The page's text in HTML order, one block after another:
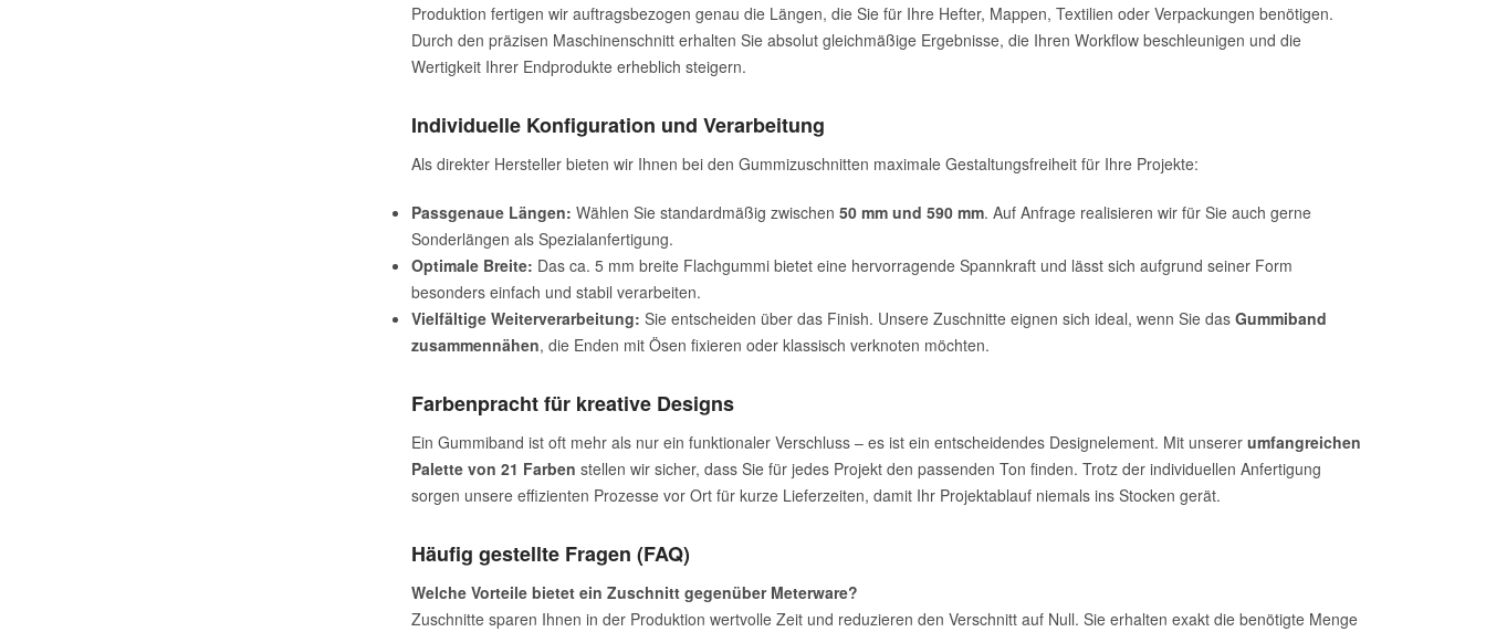
Produktion fertigen wir auftragsbezogen genau die Längen, die Sie für Ihre Hefter, Mappen, Textilien oder Verpackungen benötigen.
Durch den präzisen Maschinenschnitt erhalten Sie absolut gleichmäßige Ergebnisse, die Ihren Workflow beschleunigen und die
Wertigkeit Ihrer Endprodukte erheblich steigern.
Individuelle Konfiguration und Verarbeitung
Als direkter Hersteller bieten wir Ihnen bei den Gummizuschnitten maximale Gestaltungsfreiheit für Ihre Projekte:
Passgenaue Längen: Wählen Sie standardmäßig zwischen 50 mm und 590 mm. Auf Anfrage realisieren wir für Sie auch gerne
Sonderlängen als Spezialanfertigung.
Optimale Breite: Das ca. 5 mm breite Flachgummi bietet eine hervorragende Spannkraft und lässt sich aufgrund seiner Form
besonders einfach und stabil verarbeiten.
Vielfältige Weiterverarbeitung: Sie entscheiden über das Finish. Unsere Zuschnitte eignen sich ideal, wenn Sie das Gummiband
zusammennähen, die Enden mit Ösen fixieren oder klassisch verknoten möchten.
Farbenpracht für kreative Designs
Ein Gummiband ist oft mehr als nur ein funktionaler Verschluss – es ist ein entscheidendes Designelement. Mit unserer umfangreichen
Palette von 21 Farben stellen wir sicher, dass Sie für jedes Projekt den passenden Ton finden. Trotz der individuellen Anfertigung
sorgen unsere effizienten Prozesse vor Ort für kurze Lieferzeiten, damit Ihr Projektablauf niemals ins Stocken gerät.
Häufig gestellte Fragen (FAQ)
Welche Vorteile bietet ein Zuschnitt gegenüber Meterware?
Zuschnitte sparen Ihnen in der Produktion wertvolle Zeit und reduzieren den Verschnitt auf Null. Sie erhalten exakt die benötigte Menge